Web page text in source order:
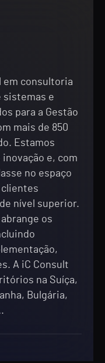
em consultoria
sistemas e
para a Gestão
mais de 850
Estamos
e, com
no espaço
clientes
nível superior.
os
A iC Consult
na Suíça,
Bulgária,